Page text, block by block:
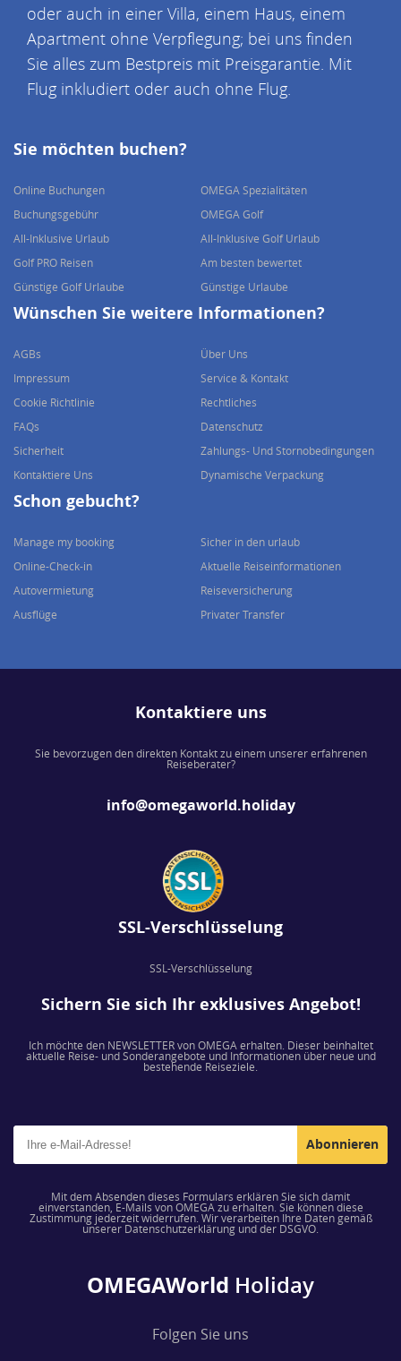
oder auch in einer Villa, einem Haus, einem
Apartment ohne Verpflegung; bei uns finden
Sie alles zum Bestpreis mit Preisgarantie. Mit
Flug inkludiert oder auch ohne Flug.
Sie möchten buchen?
Online Buchungen
OMEGA Spezialitäten
Buchungsgebühr
OMEGA Golf
All-Inklusive Urlaub
All-Inklusive Golf Urlaub
Golf PRO Reisen
Am besten bewertet
Günstige Golf Urlaube
Günstige Urlaube
Wünschen Sie weitere Informationen?
AGBs
Über Uns
Impressum
Service & Kontakt
Cookie Richtlinie
Rechtliches
FAQs
Datenschutz
Sicherheit
Zahlungs- Und Stornobedingungen
Kontaktiere Uns
Dynamische Verpackung
Schon gebucht?
Manage my booking
Sicher in den urlaub
Online-Check-in
Aktuelle Reiseinformationen
Autovermietung
Reiseversicherung
Ausflüge
Privater Transfer
Kontaktiere uns
Sie bevorzugen den direkten Kontakt zu einem unserer erfahrenen
Reiseberater?
info@omegaworld.holiday
SSL-Verschlüsselung
SSL-Verschlüsselung
Sichern Sie sich Ihr exklusives Angebot!
Ich möchte den NEWSLETTER von OMEGA erhalten. Dieser beinhaltet
aktuelle Reise- und Sonderangebote und Informationen über neue und
bestehende Reiseziele.
Abonnieren
Mit dem Absenden dieses Formulars erklären Sie sich damit
einverstanden, E-Mails von OMEGA zu erhalten. Sie können diese
Zustimmung jederzeit widerrufen. Wir verarbeiten Ihre Daten gemäß
unserer Datenschutzerklärung und der DSGVO.
OMEGAWorld Holiday
Folgen Sie uns